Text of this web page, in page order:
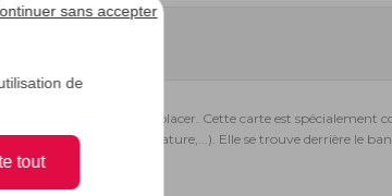
de
tout
sans accepter
vous pouvez la remplacer. Cette carte est spécialement
instructions (température,...). Elle se trouve derrière le